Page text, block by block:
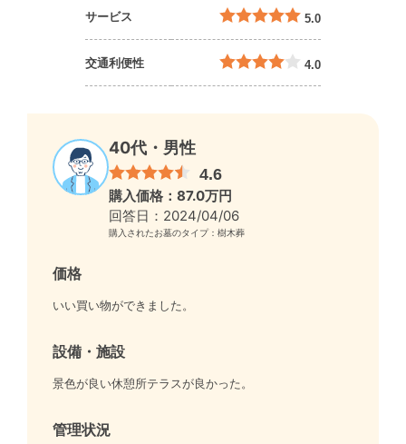
サービス 5.0
交通利便性 4.0
40代・男性
4.6
購入価格：87.0万円
回答日：2024/04/06
購入されたお墓のタイプ：樹木葬
価格
いい買い物ができました。
設備・施設
景色が良い休憩所テラスが良かった。
管理状況